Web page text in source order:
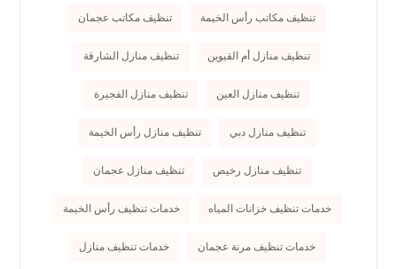
تنظيف مكاتب رأس الخيمة تنظيف مكاتب عجمان
تنظيف منازل أم القيوين تنظيف منازل الشارقة
تنظيف منازل العين تنظيف منازل الفجيرة
تنظيف منازل دبي تنظيف منازل رأس الخيمة
تنظيف منازل رخيص تنظيف منازل عجمان
خدمات تنظيف خزانات المياه خدمات تنظيف رأس الخيمة
خدمات تنظيف مرنة عجمان خدمات تنظيف منازل